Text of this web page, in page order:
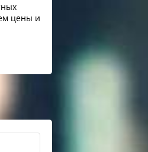
цены и